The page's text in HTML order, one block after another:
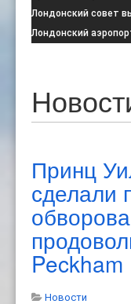
Ирана на
Лондонский совет
социального жилья:
Лондонский
Принц
сделали
Peckham
Новости